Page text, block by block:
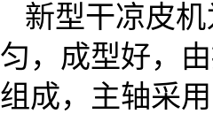
新型干凉皮
匀，成型好，
组成，主轴采